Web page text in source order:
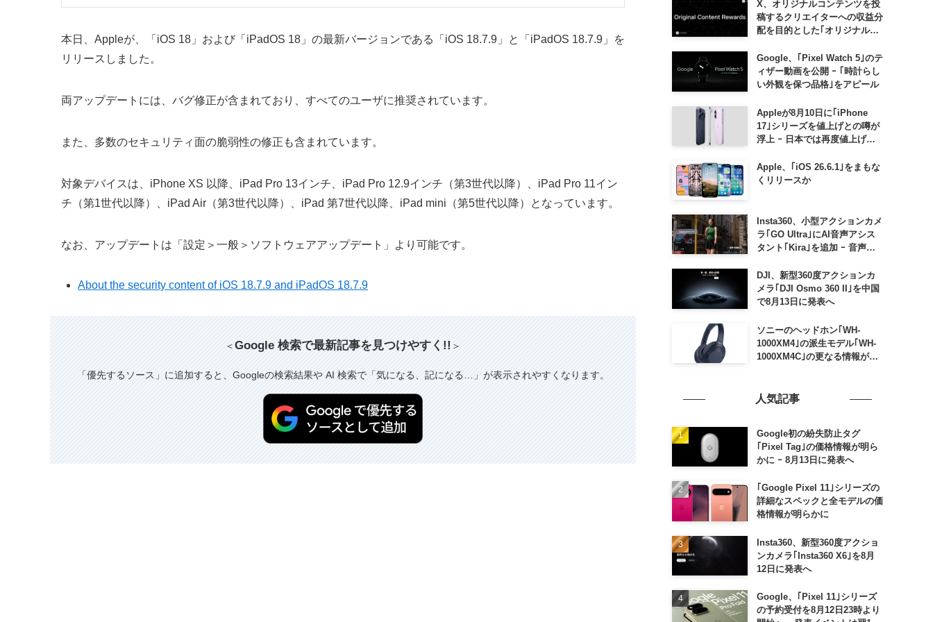
本日、Appleが、「iOS 18」および「iPadOS 18」の最新バージョンである「iOS 18.7.9」と「iPadOS 18.7.9」を
リリースしました。
両アップデートには、バグ修正が含まれており、すべてのユーザに推奨されています。
また、多数のセキュリティ面の脆弱性の修正も含まれています。
対象デバイスは、iPhone XS 以降、iPad Pro 13インチ、iPad Pro 12.9インチ（第3世代以降）、iPad Pro 11イン
チ（第1世代以降）、iPad Air（第3世代以降）、iPad 第7世代以降、iPad mini（第5世代以降）となっています。
なお、アップデートは「設定＞一般＞ソフトウェアアップデート」より可能です。
About the security content of iOS 18.7.9 and iPadOS 18.7.9
＜Google 検索で最新記事を見つけやすく!! ＞
「優先するソース」に追加すると、Googleの検索結果や AI 検索で「気になる、記になる…」が表示されやすくなります。
X、オリジナルコンテンツを投
稿するクリエイターへの収益分
配を目的とした｢オリジナルコ
入へ ｰ 従来の｢収益分配｣は廃
止
Google、｢Pixel Watch 5｣のテ
ィザー動画を公開 ｰ ｢時計らし
い外観を保つ品格｣をアピール
Appleが8月10日に｢iPhone
17｣シリーズを値上げとの噂が
浮上 ｰ 日本では再度値上げの
Apple、｢iOS 26.6.1｣をまもな
くリリースか
Insta360、小型アクションカメ
ラ｢GO Ultra｣にAI音声アシス
タント｢Kira｣を追加 ｰ 音声で
などが利用可能に
DJI、新型360度アクションカ
メラ｢DJI Osmo 360 II｣を中国
で8月13日に発表へ
ソニーのヘッドホン｢WH-
1000XM4｣の派生モデル｢WH-
1000XM4C｣の更なる情報が明
人気記事
Google初の紛失防止タグ
｢Pixel Tag｣の価格情報が明ら
かに ｰ 8月13日に発表へ
｢Google Pixel 11｣シリーズの
詳細なスペックと全モデルの価
格情報が明らかに
Insta360、新型360度アクショ
ンカメラ｢Insta360 X6｣を8月
12日に発表へ
Google、｢Pixel 11｣シリーズ
の予約受付を8月12日23時より